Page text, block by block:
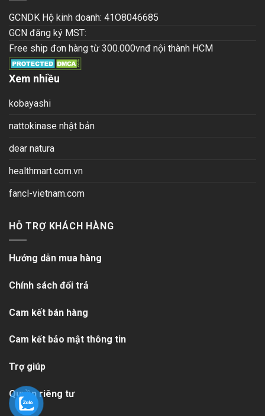
GCNDK Hộ kinh doanh: 41O8046685
GCN đăng ký MST:
Free ship đơn hàng từ 300.000vnđ nội thành HCM
Xem nhiều
kobayashi
nattokinase nhật bản
dear natura
healthmart.com.vn
fancl-vietnam.com
HỖ TRỢ KHÁCH HÀNG
Hướng dẫn mua hàng
Chính sách đổi trả
Cam kết bán hàng
Cam kết bảo mật thông tin
Trợ giúp
Quyền riêng tư